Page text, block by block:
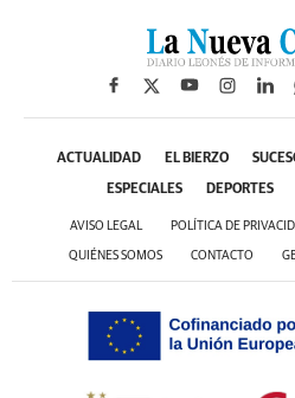
ACTUALIDAD EL BIERZO
ESPECIALES DEPORTES
AVISO LEGAL POLÍTICA DE
QUIÉNES SOMOS CONTACTO